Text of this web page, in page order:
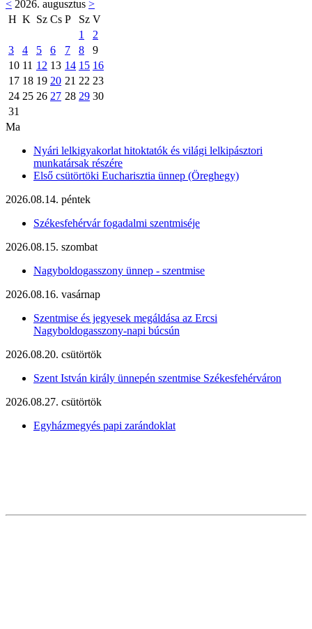
< 2026. augusztus >
H K Sz Cs P Sz V
1
2
3
4 5 6 7 8
9
10 11 12 13 14 15 16
17 18 19 20 21 22 23
24 25 26 27 28 29 30
31
Ma
Nyári lelkigyakorlat hitoktatók és világi lelkipásztori
munkatársak részére
Első csütörtöki Eucharisztia ünnep (Öreghegy)
2026.08.14. péntek
Székesfehérvár fogadalmi szentmiséje
2026.08.15. szombat
Nagyboldogasszony ünnep - szentmise
2026.08.16. vasárnap
Szentmise és jegyesek megáldása az Ercsi
Nagyboldogasszony-napi búcsún
2026.08.20. csütörtök
Szent István király ünnepén szentmise Székesfehérváron
2026.08.27. csütörtök
Egyházmegyés papi zarándoklat